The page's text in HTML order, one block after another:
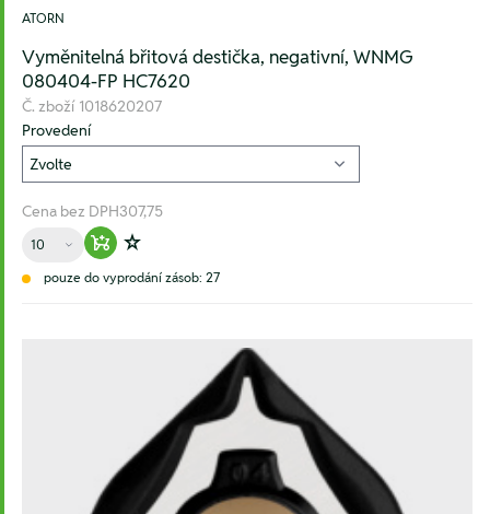
ATORN
Vyměnitelná břitová destička, negativní, WNMG
080404-FP HC7620
Č. zboží 1018620207
Provedení
Cena bez DPH307,75
Množství
Warenkorb hinzufügen
Zur Wunschliste hinzufügen
pouze do vyprodání zásob: 27